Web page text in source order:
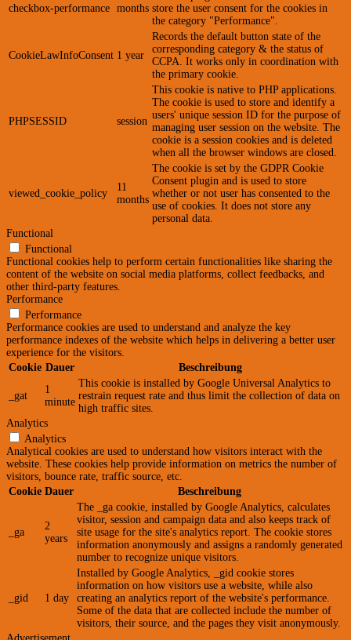
checkbox-performance months store the user consent for the cookies in
the category "Performance".
CookieLawInfoConsent 1 year
Records the default button state of the
corresponding category & the status of
CCPA. It works only in coordination with
the primary cookie.
PHPSESSID session
This cookie is native to PHP applications.
The cookie is used to store and identify a
users' unique session ID for the purpose of
managing user session on the website. The
cookie is a session cookies and is deleted
when all the browser windows are closed.
viewed_cookie_policy
11
months
The cookie is set by the GDPR Cookie
Consent plugin and is used to store
whether or not user has consented to the
use of cookies. It does not store any
personal data.
Functional
Functional
Functional cookies help to perform certain functionalities like sharing the
content of the website on social media platforms, collect feedbacks, and
other third-party features.
Performance
Performance
Performance cookies are used to understand and analyze the key
performance indexes of the website which helps in delivering a better user
experience for the visitors.
Cookie Dauer Beschreibung
_gat
1
minute
This cookie is installed by Google Universal Analytics to
restrain request rate and thus limit the collection of data on
high traffic sites.
Analytics
Analytics
Analytical cookies are used to understand how visitors interact with the
website. These cookies help provide information on metrics the number of
visitors, bounce rate, traffic source, etc.
Cookie Dauer Beschreibung
_ga
2
years
The _ga cookie, installed by Google Analytics, calculates
visitor, session and campaign data and also keeps track of
site usage for the site's analytics report. The cookie stores
information anonymously and assigns a randomly generated
number to recognize unique visitors.
_gid 1 day
Installed by Google Analytics, _gid cookie stores
information on how visitors use a website, while also
creating an analytics report of the website's performance.
Some of the data that are collected include the number of
visitors, their source, and the pages they visit anonymously.